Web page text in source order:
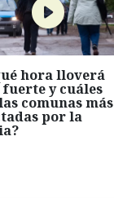
hora lloverá
fuerte y cuáles
comunas más
por la